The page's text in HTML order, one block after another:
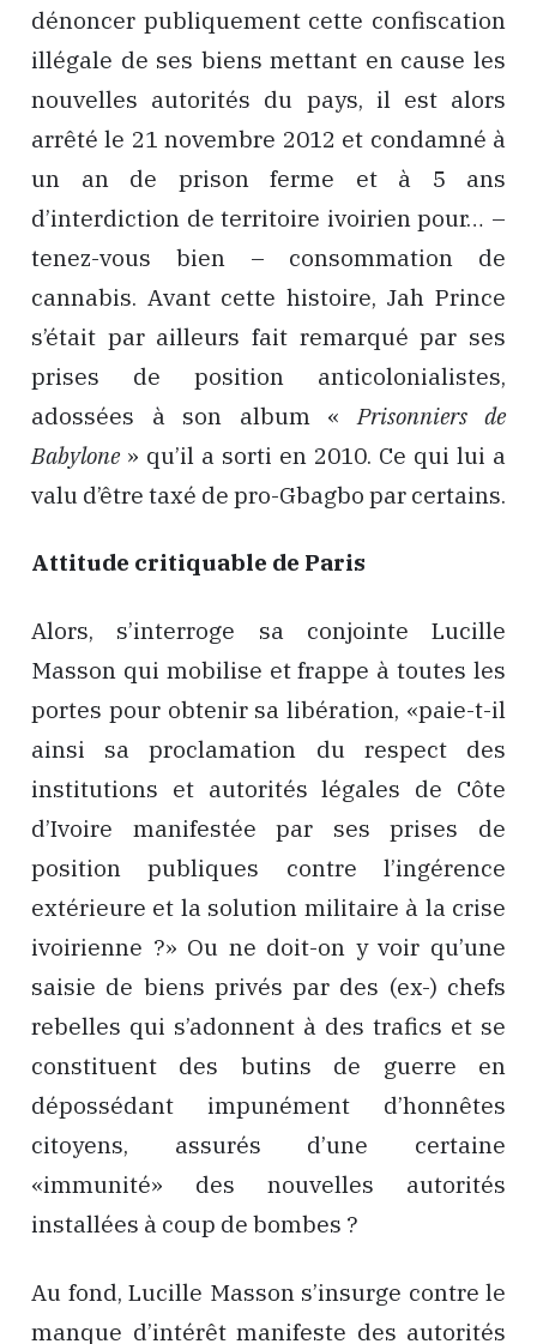
dénoncer publiquement cette confiscation
illégale de ses biens mettant en cause les
nouvelles autorités du pays, il est alors
arrêté le 21 novembre 2012 et condamné à
un an de prison ferme et à 5 ans
d’interdiction de territoire ivoirien pour… –
tenez-vous bien – consommation de
cannabis. Avant cette histoire, Jah Prince
s’était par ailleurs fait remarqué par ses
prises de position anticolonialistes,
adossées à son album « Prisonniers de
Babylone » qu’il a sorti en 2010. Ce qui lui a
valu d’être taxé de pro-Gbagbo par certains.
Attitude critiquable de Paris
Alors, s’interroge sa conjointe Lucille
Masson qui mobilise et frappe à toutes les
portes pour obtenir sa libération, «paie-t-il
ainsi sa proclamation du respect des
institutions et autorités légales de Côte
d’Ivoire manifestée par ses prises de
position publiques contre l’ingérence
extérieure et la solution militaire à la crise
ivoirienne ?» Ou ne doit-on y voir qu’une
saisie de biens privés par des (ex-) chefs
rebelles qui s’adonnent à des trafics et se
constituent des butins de guerre en
dépossédant impunément d’honnêtes
citoyens, assurés d’une certaine
«immunité» des nouvelles autorités
installées à coup de bombes ?
Au fond, Lucille Masson s’insurge contre le
manque d’intérêt manifeste des autorités